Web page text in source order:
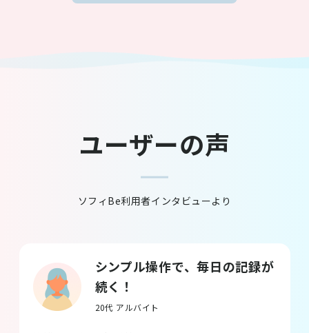
ユーザーの声
ソフィBe利用者インタビューより
シンプル操作で、毎日の記録が
続く！
20代 アルバイト